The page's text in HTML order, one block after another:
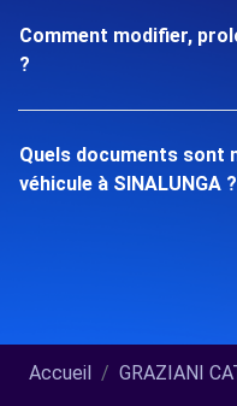
Comment modifier,
?
Quels documents sont
véhicule à SINALUNGA ?
Accueil GRAZIANI